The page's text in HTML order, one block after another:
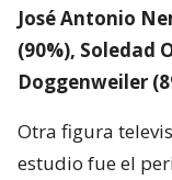
José Antonio
(90%), Soledad
Doggenweiler
Otra figura
estudio fue el